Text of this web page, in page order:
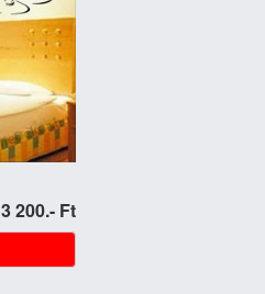
3 200.- Ft